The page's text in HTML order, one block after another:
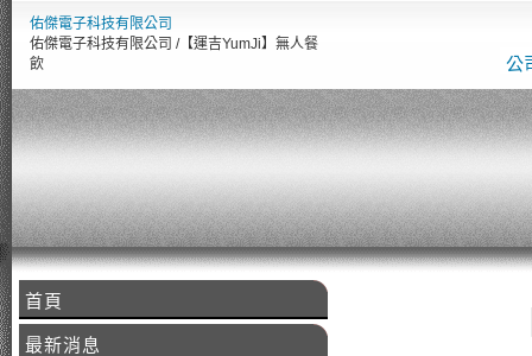
佑傑電子科技有限公司
佑傑電子科技有限公司 /【運吉YumJi】無人餐
飲
公
首頁
最新消息